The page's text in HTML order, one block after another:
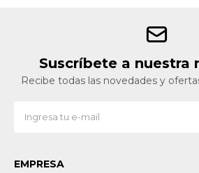
Suscríbete a nuestra
Recibe todas las novedades y
EMPRESA